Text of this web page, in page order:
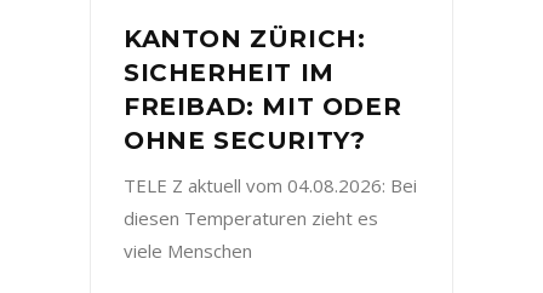
KANTON ZÜRICH:
SICHERHEIT IM
FREIBAD: MIT ODER
OHNE SECURITY?
TELE Z aktuell vom 04.08.2026: Bei
diesen Temperaturen zieht es
viele Menschen